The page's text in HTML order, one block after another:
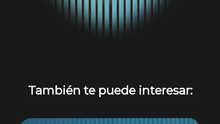
También te puede interesar: